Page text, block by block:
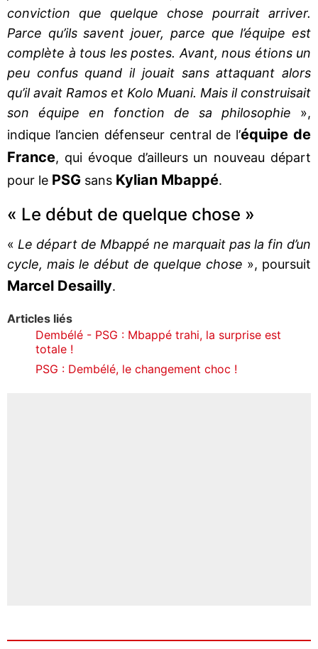
conviction que quelque chose pourrait arriver.
Parce qu’ils savent jouer, parce que l’équipe est
complète à tous les postes. Avant, nous étions un
peu confus quand il jouait sans attaquant alors
qu’il avait Ramos et Kolo Muani. Mais il construisait
son équipe en fonction de sa philosophie »,
indique l’ancien défenseur central de l’équipe de
France, qui évoque d’ailleurs un nouveau départ
pour le PSG sans Kylian Mbappé.
« Le début de quelque chose »
« Le départ de Mbappé ne marquait pas la fin d’un
cycle, mais le début de quelque chose », poursuit
Marcel Desailly.
Articles liés
Dembélé - PSG : Mbappé trahi, la surprise est
totale !
PSG : Dembélé, le changement choc !